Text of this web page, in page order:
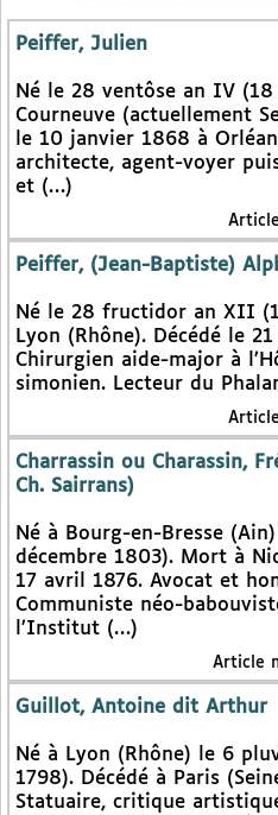
Peiffer, Julien
Né le 28 ventôse an IV (18
Courneuve (actuellement
le 10 janvier 1868 à
architecte, agent-voyer
et (…)
Peiffer, (Jean-Baptiste)
Né le 28 fructidor an XII
Lyon (Rhône). Décédé le
Chirurgien aide-major à
simonien. Lecteur du
Charrassin ou Charassin,
Ch. Sairrans)
Né à Bourg-en-Bresse
décembre 1803). Mort à
17 avril 1876. Avocat et
Communiste néo-
l’Institut (…)
Article
Guillot, Antoine dit Arthur
Né à Lyon (Rhône) le 6
1798). Décédé à Paris
Statuaire, critique